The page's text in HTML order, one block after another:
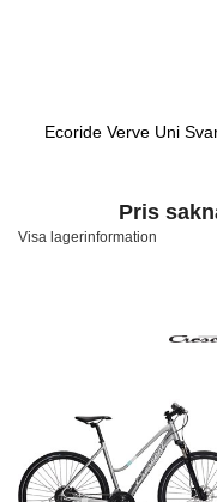
Ecoride Verve Uni
Pris
Visa lagerinformation